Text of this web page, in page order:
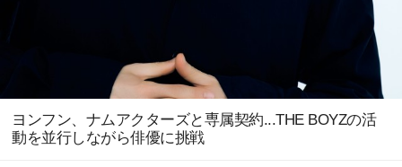
ヨンフン、ナムアクターズと専属契約...THE BOYZの活
動を並行しながら俳優に挑戦